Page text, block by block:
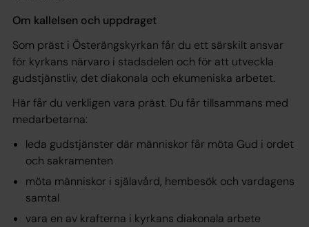
Om kallelsen och uppdraget
Som präst i Österängskyrkan får du ett särskilt ansvar
för kyrkans närvaro i stadsdelen och för att utveckla
gudstjänstliv, det diakonala och ekumeniska arbetet.
Här får du verkligen vara präst. Du får tillsammans med
medarbetarna:
leda gudstjänster där människor får möta Gud i ordet
och sakramenten
möta människor i själavård, hembesök och vardagens
samtal
vara en av krafterna i kyrkans diakonala arbete